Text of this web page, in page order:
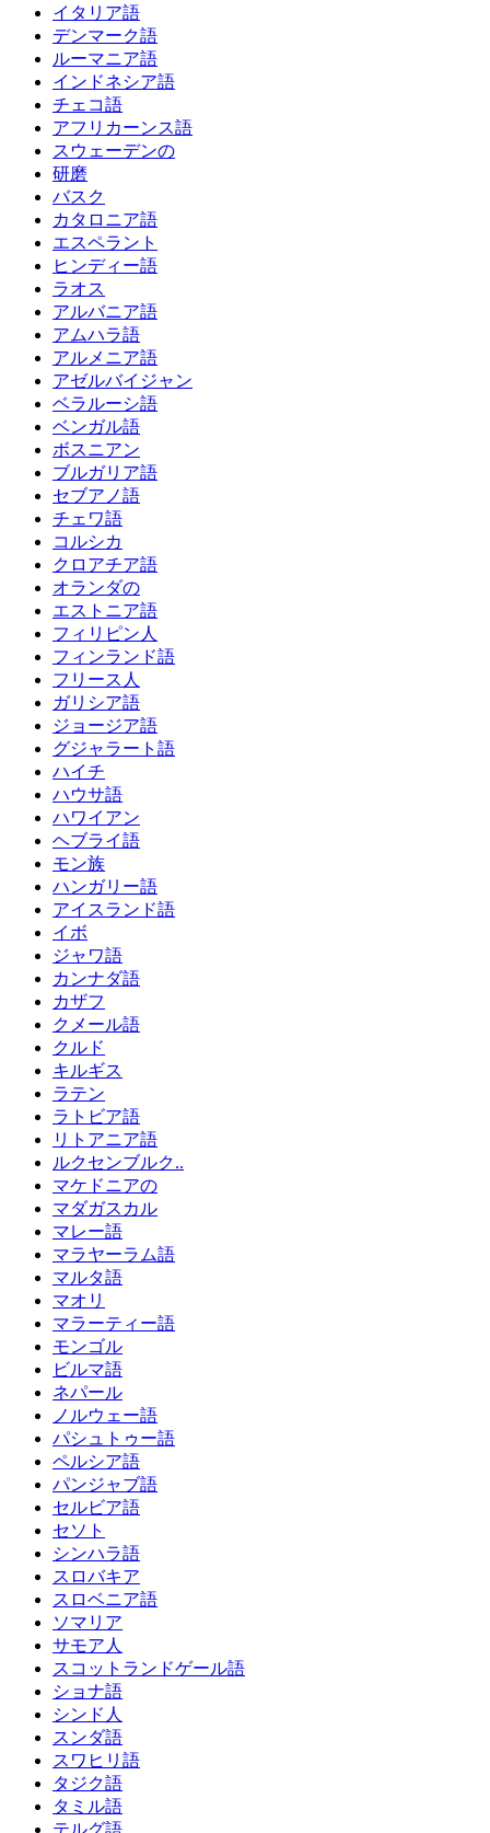
イタリア語
デンマーク語
ルーマニア語
インドネシア語
チェコ語
アフリカーンス語
スウェーデンの
研磨
バスク
カタロニア語
エスペラント
ヒンディー語
ラオス
アルバニア語
アムハラ語
アルメニア語
アゼルバイジャン
ベラルーシ語
ベンガル語
ボスニアン
ブルガリア語
セブアノ語
チェワ語
コルシカ
クロアチア語
オランダの
エストニア語
フィリピン人
フィンランド語
フリース人
ガリシア語
ジョージア語
グジャラート語
ハイチ
ハウサ語
ハワイアン
ヘブライ語
モン族
ハンガリー語
アイスランド語
イボ
ジャワ語
カンナダ語
カザフ
クメール語
クルド
キルギス
ラテン
ラトビア語
リトアニア語
ルクセンブルク..
マケドニアの
マダガスカル
マレー語
マラヤーラム語
マルタ語
マオリ
マラーティー語
モンゴル
ビルマ語
ネパール
ノルウェー語
パシュトゥー語
ペルシア語
パンジャブ語
セルビア語
セソト
シンハラ語
スロバキア
スロベニア語
ソマリア
サモア人
スコットランドゲール語
ショナ語
シンド人
スンダ語
スワヒリ語
タジク語
タミル語
テルグ語